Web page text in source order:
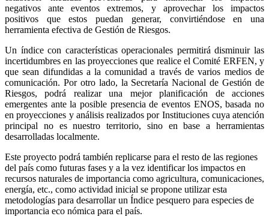
negativos ante eventos extremos, y aprovechar los impactos
positivos que estos puedan generar, convirtiéndose en una
herramienta efectiva de Gestión de Riesgos.
Un índice con características operacionales permitirá disminuir las
incertidumbres en las proyecciones que realice el Comité ERFEN, y
que sean difundidas a la comunidad a través de varios medios de
comunicación. Por otro lado, la Secretaría Nacional de Gestión de
Riesgos, podrá realizar una mejor planificación de acciones
emergentes ante la posible presencia de eventos ENOS, basada no
en proyecciones y análisis realizados por Instituciones cuya atención
principal no es nuestro territorio, sino en base a herramientas
desarrolladas localmente.
Este proyecto podrá también replicarse para el resto de las regiones
del país como futuras fases y a la vez identificar los impactos en
recursos naturales de importancia como agricultura, comunicaciones,
energía, etc., como actividad inicial se propone utilizar esta
metodologías para desarrollar un Índice pesquero para especies de
importancia eco nómica para el país.